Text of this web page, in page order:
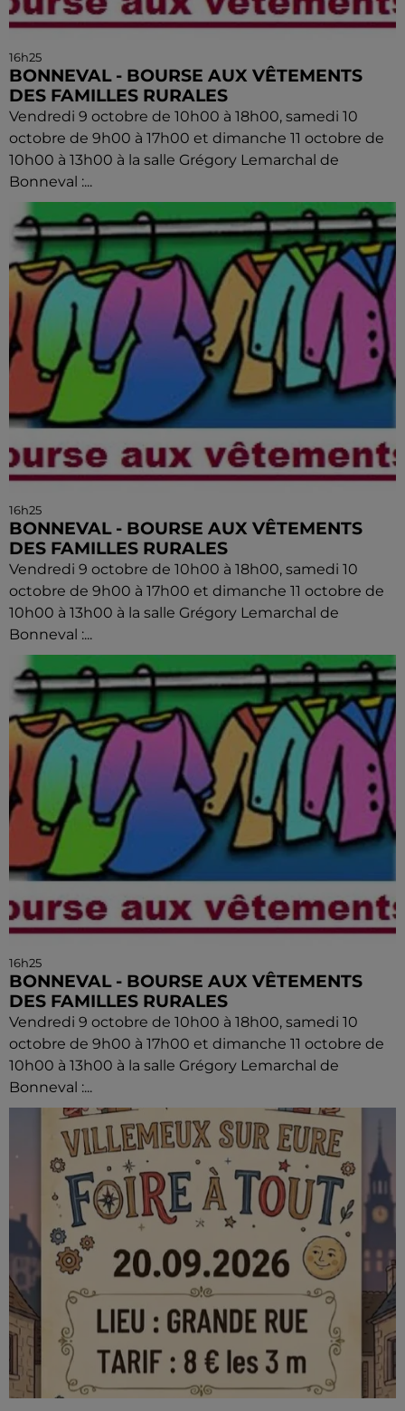
16h25
BONNEVAL - BOURSE AUX VÊTEMENTS
DES FAMILLES RURALES
Vendredi 9 octobre de 10h00 à 18h00, samedi 10
octobre de 9h00 à 17h00 et dimanche 11 octobre de
10h00 à 13h00 à la salle Grégory Lemarchal de
Bonneval :...
16h25
BONNEVAL - BOURSE AUX VÊTEMENTS
DES FAMILLES RURALES
Vendredi 9 octobre de 10h00 à 18h00, samedi 10
octobre de 9h00 à 17h00 et dimanche 11 octobre de
10h00 à 13h00 à la salle Grégory Lemarchal de
Bonneval :...
16h25
BONNEVAL - BOURSE AUX VÊTEMENTS
DES FAMILLES RURALES
Vendredi 9 octobre de 10h00 à 18h00, samedi 10
octobre de 9h00 à 17h00 et dimanche 11 octobre de
10h00 à 13h00 à la salle Grégory Lemarchal de
Bonneval :...